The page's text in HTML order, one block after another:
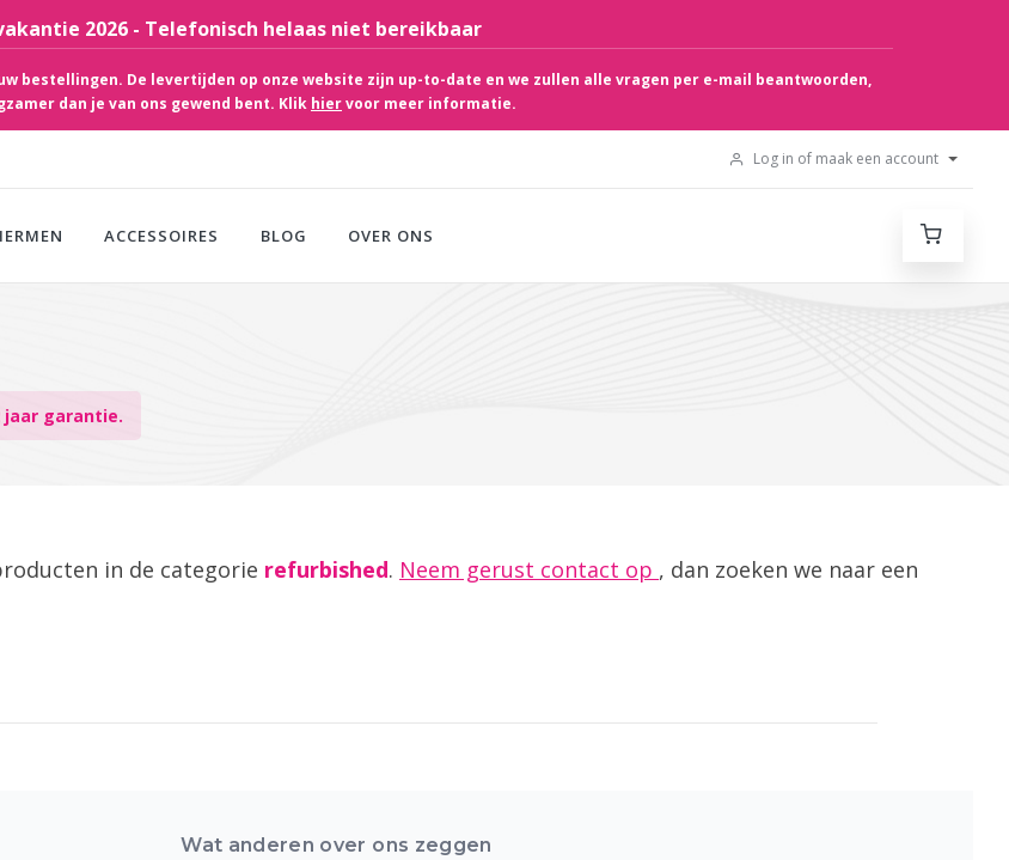
2026 - Telefonisch helaas niet bereikbaar
bestellingen. De levertijden op onze website zijn up-to-date en we zullen alle vragen per e-mail beantwoorden,
dan je van ons gewend bent. Klik hiervoor meer informatie.
Log in of maak een account
ACCESSOIRES BLOG OVER ONS
jaar garantie.
in de categorie refurbished. Neem gerust contact op , dan zoeken we naar een
Wat anderen over ons zeggen